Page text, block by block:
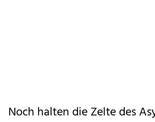
Noch halten die Zelte des